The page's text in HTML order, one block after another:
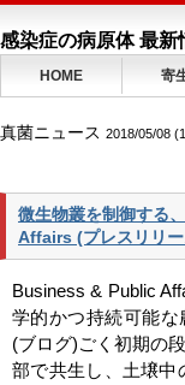
感染症の病原体 最新
HOME 寄
真菌ニュース 2018/05/08
微生物叢を制御する
Affairs (プレスリリ
Business & Public
学的かつ持続可能な
(ブログ)ごく初期の
部で共⽣し、⼟壌中